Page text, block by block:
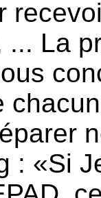
... La
: «Si